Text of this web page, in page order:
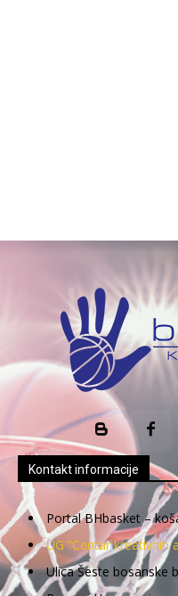
Kontakt informacije
Portal BHbasket –
UG “Centar kreativnih
Ulica Šeste bosanske